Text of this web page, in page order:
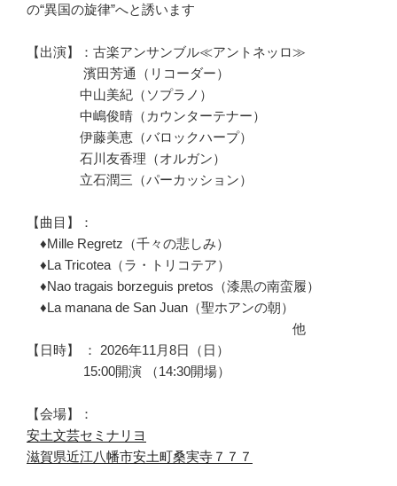
の“異国の旋律”へと誘います
【出演】：古楽アンサンブル≪アントネッロ≫
濱田芳通（リコーダー）
中山美紀（ソプラノ）
中嶋俊晴（カウンターテナー）
伊藤美恵（バロックハープ）
石川友香理（オルガン）
立石潤三（パーカッション）
【曲目】：
♦Mille Regretz（千々の悲しみ）
♦La Tricotea（ラ・トリコテア）
♦Nao tragais borzeguis pretos（漆黒の南蛮履）
♦La manana de San Juan（聖ホアンの朝）
他
【日時】 ： 2026年11月8日（日）
15:00開演 （14:30開場）
【会場】：
安土文芸セミナリヨ
滋賀県近江八幡市安土町桑実寺７７７